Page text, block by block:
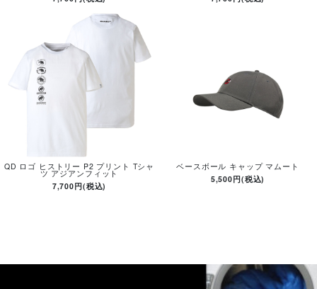
QD ロゴ ヒストリー P2 プリント Tシャ
ツ アジアンフィット
7,700円(税込)
ベースボール キャップ マムート
5,500円(税込)